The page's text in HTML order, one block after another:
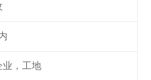
业，工地